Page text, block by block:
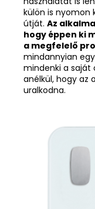
külön is
útját. Az
hogy éppen ki
a megfelelő
mindannyian
mindenki a saját
anélkül, hogy az
uralkodna.